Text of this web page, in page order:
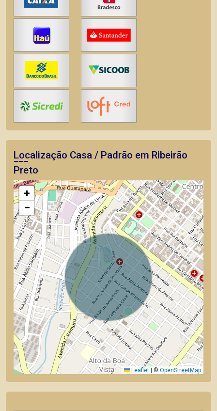
Localização Casa / Padrão em Ribeirão
Preto
+
−
Leaflet | © OpenStreetMap